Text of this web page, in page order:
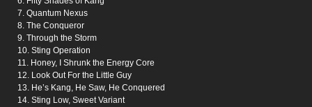
7. Quantum Nexus
8. The Conqueror
9. Through the Storm
10. Sting Operation
11. Honey, I Shrunk the Energy Core
12. Look Out For the Little Guy
13. He’s Kang, He Saw, He Conquered
14. Sting Low, Sweet Variant